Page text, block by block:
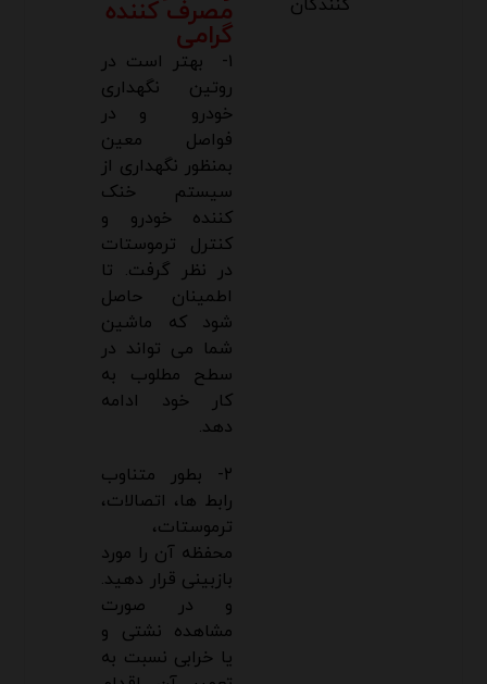
مصرف کننده
گرامی
۱- بهتر است در
روتین نگهداری
خودرو و در
فواصل معین
بمنظور نگهداری از
سیستم خنک
کننده خودرو و
کنترل ترموستات
در نظر گرفت. تا
اطمینان حاصل
شود که ماشین
شما می تواند در
سطح مطلوب به
کار خود ادامه
دهد.
۲- بطور متناوب
رابط ها، اتصالات،
ترموستات،
محفظه آن را مورد
بازبینی قرار دهید.
و در صورت
مشاهده نشتی و
یا خرابی نسبت به